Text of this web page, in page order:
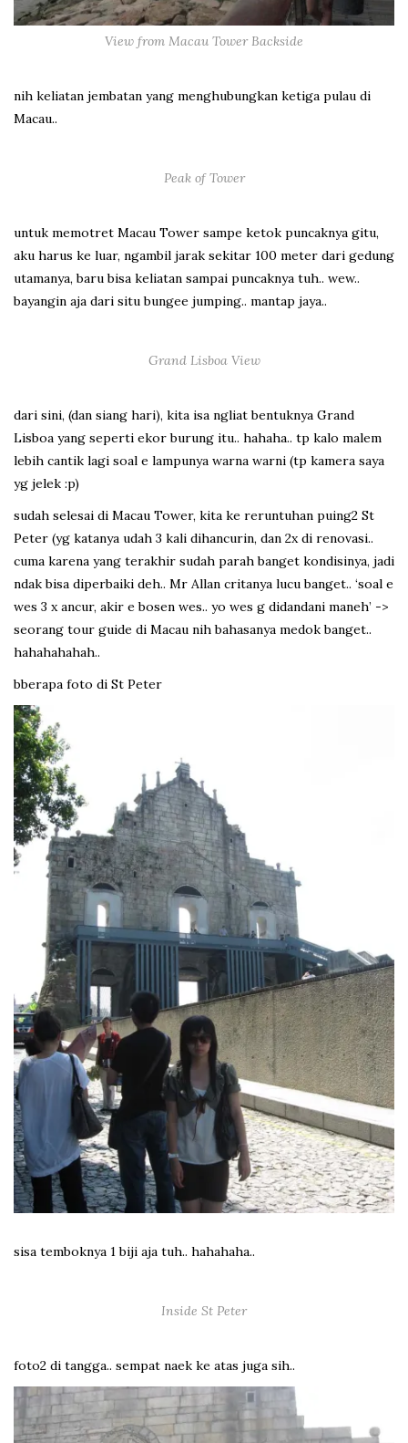
View from Macau Tower Backside
nih keliatan jembatan yang menghubungkan ketiga pulau di
Macau..
Peak of Tower
untuk memotret Macau Tower sampe ketok puncaknya gitu,
aku harus ke luar, ngambil jarak sekitar 100 meter dari gedung
utamanya, baru bisa keliatan sampai puncaknya tuh.. wew..
bayangin aja dari situ bungee jumping.. mantap jaya..
Grand Lisboa View
dari sini, (dan siang hari), kita isa ngliat bentuknya Grand
Lisboa yang seperti ekor burung itu.. hahaha.. tp kalo malem
lebih cantik lagi soal e lampunya warna warni (tp kamera saya
yg jelek :p)
sudah selesai di Macau Tower, kita ke reruntuhan puing2 St
Peter (yg katanya udah 3 kali dihancurin, dan 2x di renovasi..
cuma karena yang terakhir sudah parah banget kondisinya, jadi
ndak bisa diperbaiki deh.. Mr Allan critanya lucu banget.. ‘soal e
wes 3 x ancur, akir e bosen wes.. yo wes g didandani maneh’ ->
seorang tour guide di Macau nih bahasanya medok banget..
hahahahahah..
bberapa foto di St Peter
sisa temboknya 1 biji aja tuh.. hahahaha..
Inside St Peter
foto2 di tangga.. sempat naek ke atas juga sih..